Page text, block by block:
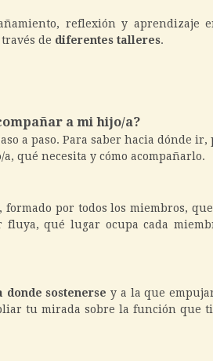
reflexión y aprendizaje
de diferentes talleres.
a mi hijo/a?
a paso. Para saber hacia dónde
qué necesita y cómo acompañarlo.
por todos los miembros,
qué lugar ocupa cada
donde sostenerse y a la que
tu mirada sobre la función que